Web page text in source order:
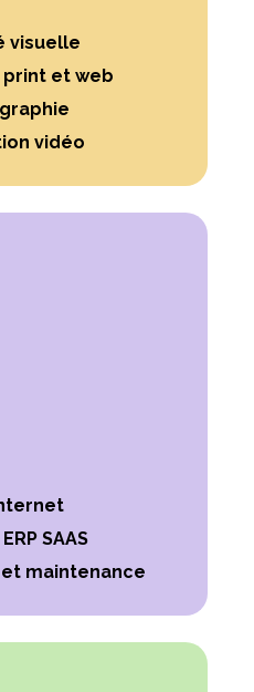
visuelle
print et web
vidéo
SAAS
maintenance